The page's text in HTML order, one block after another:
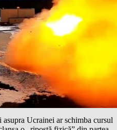
Ucrainei ar schimba cursul